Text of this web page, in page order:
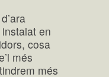
en
cosa
més
més